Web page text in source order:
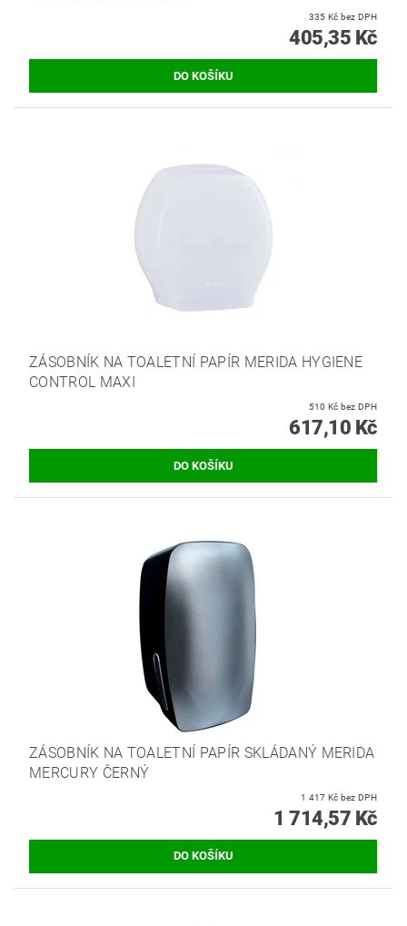
335 Kč bez DPH
405,35 Kč
ZÁSOBNÍK NA TOALETNÍ PAPÍR MERIDA HYGIENE
CONTROL MAXI
510 Kč bez DPH
617,10 Kč
ZÁSOBNÍK NA TOALETNÍ PAPÍR SKLÁDANÝ MERIDA
MERCURY ČERNÝ
1 417 Kč bez DPH
1 714,57 Kč